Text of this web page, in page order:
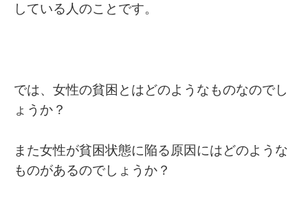
している人のことです。
では、女性の貧困とはどのようなものなのでし
ょうか？
また女性が貧困状態に陥る原因にはどのような
ものがあるのでしょうか？